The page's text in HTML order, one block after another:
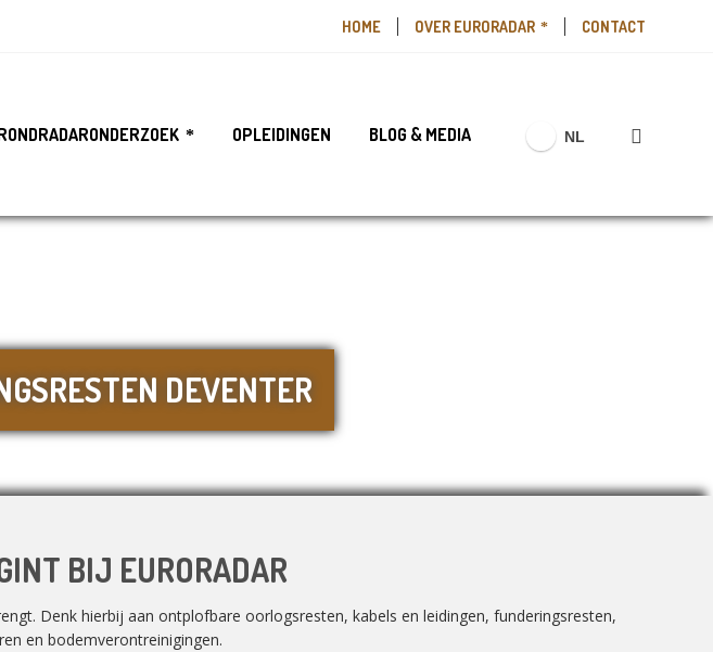
HOME OVER EURORADAR CONTACT
OPLEIDINGEN BLOG & MEDIA NL
DEVENTER
BIJ EURORADAR
Denk hierbij aan ontplofbare oorlogsresten, kabels en leidingen, funderingsresten,
en bodemverontreinigingen.